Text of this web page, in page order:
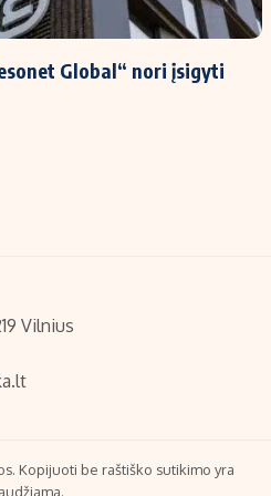
Titulinis
Nedarbo išmokos skaičiuoklė
Global“ nori įsigyti
Vilnius
Kopijuoti be raštiško sutikimo yra